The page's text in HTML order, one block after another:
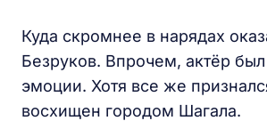
Куда скромнее в нарядах
Безруков. Впрочем, актёр
эмоции. Хотя все же
восхищен городом Шагала.